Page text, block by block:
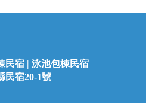
民宿 | 泳池包棟民宿
民宿20-1號